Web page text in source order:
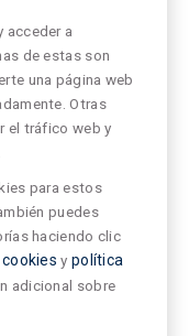
acceder a
de estas son
una página web
Otras
el tráfico web y
para estos
puedes
haciendo clic
y política
adicional sobre